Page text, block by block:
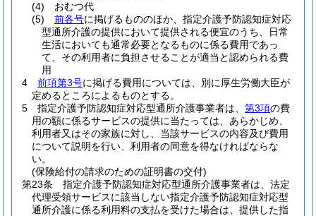
(4)
おむつ代
(5)
前各号に掲げるもののほか、指定介護予防認知症対応
型通所介護の提供において提供される便宜のうち、日常
生活においても通常必要となるものに係る費用であっ
て、その利用者に負担させることが適当と認められる費
用
4
前項第3号に掲げる費用については、別に厚生労働大臣が
定めるところによるものとする。
5
指定介護予防認知症対応型通所介護事業者は、 第3項の費
用の額に係るサービスの提供に当たっては、あらかじめ、
利用者又はその家族に対し、当該サービスの内容及び費用
について説明を行い、利用者の同意を得なければならな
い。
(保険給付の請求のための証明書の交付)
第23条
指定介護予防認知症対応型通所介護事業者は、法定
代理受領サービスに該当しない指定介護予防認知症対応型
通所介護に係る利用料の支払を受けた場合は、提供した指